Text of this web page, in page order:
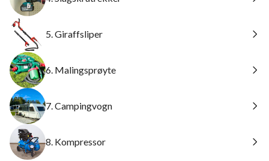
5. Giraffsliper
6. Malingsprøyte
7. Campingvogn
8. Kompressor